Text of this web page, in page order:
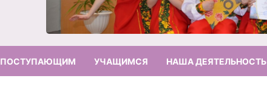
ПОСТУПАЮЩИМ УЧАЩИМСЯ НАША ДЕЯТЕЛЬНОСТЬ